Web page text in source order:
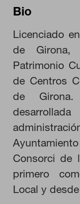
Bio
Licenciado
de Girona,
Patrimonio
de Centros
de Girona.
Consorci de
primero
Local y
Cookies
no se pueden
configurar su
cookies, pero